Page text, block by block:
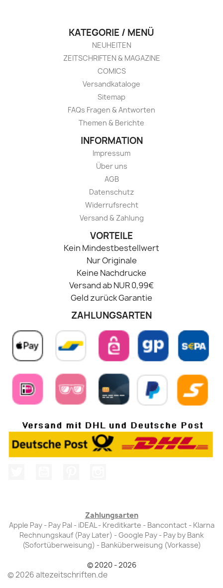
KATEGORIE / MENÜ
NEUHEITEN
ZEITSCHRIFTEN & MAGAZINE
COMICS
Versandkataloge
Sitemap
FAQs Fragen & Antworten
Themen & Berichte
INFORMATION
Impressum
Über uns
AGB
Datenschutz
Widerrufsrecht
Versand & Zahlung
VORTEILE
Kein Mindestbestellwert
Nur Originale
Keine Nachdrucke
Versand ab NUR 0,99€
Geld zurück Garantie
ZAHLUNGSARTEN
Zahlungsarten
Apple Pay - Pay Pal - iDEAL - Kreditkarte - Bancontact - Klarna
Rechnungskauf (Pay Later) - Google Pay - Pay by Bank
(Sofortüberweisung) - Banküberweisung (Vorkasse)
© 2020 - 2026
© 2026 altezeitschriften.de